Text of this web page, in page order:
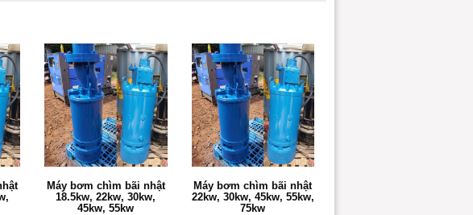
Máy bơm chìm bãi nhật
18.5kw, 22kw, 30kw,
45kw, 55kw
Máy bơm chìm bãi nhật
22kw, 30kw, 45kw, 55kw,
75kw